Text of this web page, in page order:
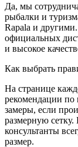
Да, мы
рыбалки и
Rapala и
официальных
и высокое
Как выбрать
На странице
рекомендации
замеры, если
размерную
консультанты
размер.